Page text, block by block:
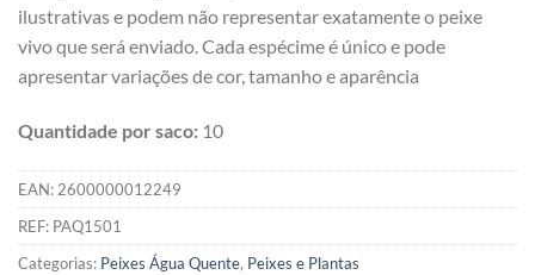
ilustrativas e podem não representar exatamente o peixe
vivo que será enviado. Cada espécime é único e pode
apresentar variações de cor, tamanho e aparência
Quantidade por saco: 10
EAN: 2600000012249
REF: PAQ1501
Categorias: Peixes Água Quente, Peixes e Plantas